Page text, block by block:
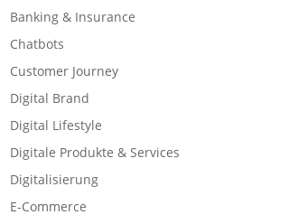
Banking & Insurance
Chatbots
Customer Journey
Digital Brand
Digital Lifestyle
Digitale Produkte & Services
Digitalisierung
E-Commerce